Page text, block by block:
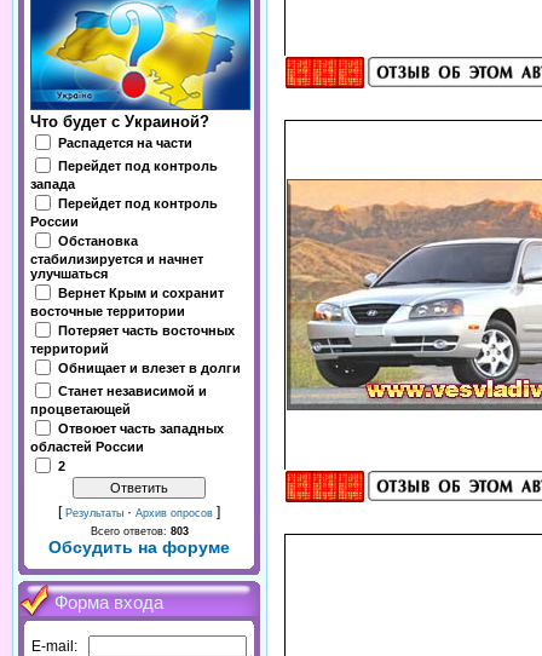
Что будет с Украиной?
Распадется на части
Перейдет под контроль
запада
Перейдет под контроль
России
Обстановка
стабилизируется и начнет
улучшаться
Вернет Крым и сохранит
восточные территории
Потеряет часть восточных
территорий
Обнищает и влезет в долги
Станет независимой и
процветающей
Отвоюет часть западных
областей России
2
[ Результаты · Архив опросов ]
Всего ответов: 803
Обсудить на форуме
Форма входа
E-mail: